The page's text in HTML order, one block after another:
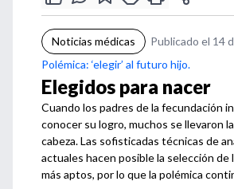
Noticias médicas
Publicado el 14
Polémica: ‘elegir’ al futuro hijo.
Elegidos para nacer
Cuando los padres de la fecundación
conocer su logro, muchos se llevaron
cabeza. Las sofisticadas técnicas de
actuales hacen posible la selección de
más aptos, por lo que la polémica